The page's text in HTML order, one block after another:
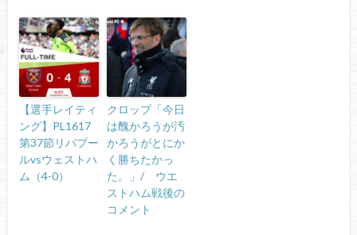
【選手レイティ
ング】PL1617
第37節リバプー
ルvsウェストハ
ム（4-0）
クロップ「今日
は醜かろうが汚
かろうがとにか
く勝ちたかっ
た。」/ ウエ
ストハム戦後の
コメント